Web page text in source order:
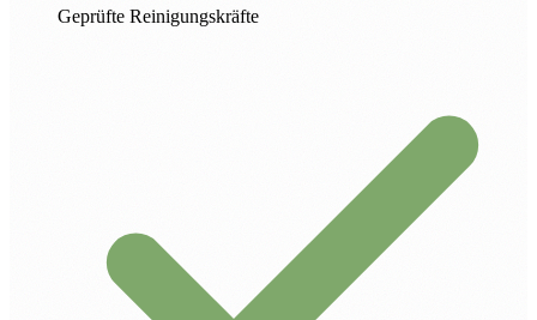
Geprüfte Reinigungskräfte